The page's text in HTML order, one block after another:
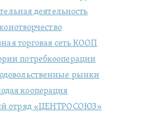
деятельность
торговая сеть КООП
потребкооперации
рынки
кооперация
отряд «ЦЕНТРОСОЮЗ»